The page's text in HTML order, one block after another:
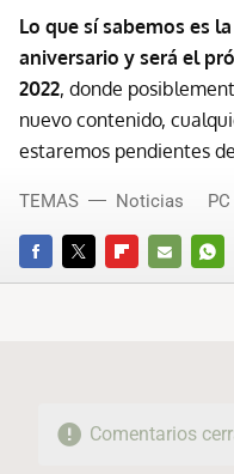
Lo que sí sabemos es
aniversario y será el
2022, donde
nuevo contenido,
estaremos pendientes
FACEBOOKTWITTERFLIPBOARD
E-
TEMAS Noticias PC
Comentarios